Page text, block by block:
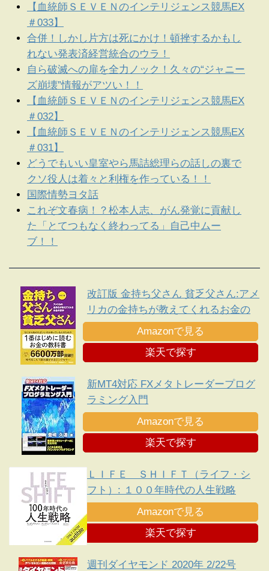
【血統師ＳＥＶＥＮのインテリジェンス競馬EX
＃033】
合併！しかし片方は死にかけ！頓挫するかもし
れない発表済経営統合のウラ！
自ら破滅への扉を全力ノック！久々の“ジャニー
ズ崩壊”情報がアツい！！
【血統師ＳＥＶＥＮのインテリジェンス競馬EX
＃032】
【血統師ＳＥＶＥＮのインテリジェンス競馬EX
＃031】
どうでもいい皇室やら馬詰総理らの話しの裏で
クソ役人は着々と利権を作っている！！
国際情勢ヨタ話
これぞ文春病！？松本人志、がん発覚に貢献し
た「とてつもなく終わってる」自己中ムー
ブ！！
改訂版 金持ち父さん 貧乏父さん:アメ
リカの金持ちが教えてくれるお金の
哲学
Amazonで見る
楽天で探す
新MT4対応 FXメタトレーダープログ
ラミング入門
Amazonで見る
楽天で探す
ＬＩＦＥ ＳＨＩＦＴ（ライフ・シ
フト）: １００年時代の人生戦略
Amazonで見る
楽天で探す
週刊ダイヤモンド 2020年 2/22号